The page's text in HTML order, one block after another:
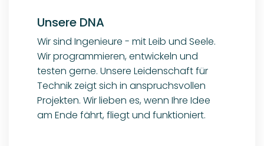
Unsere DNA
Wir sind Ingenieure - mit Leib und Seele.
Wir programmieren, entwickeln und
testen gerne. Unsere Leidenschaft für
Technik zeigt sich in anspruchsvollen
Projekten. Wir lieben es, wenn Ihre Idee
am Ende fährt, fliegt und funktioniert.